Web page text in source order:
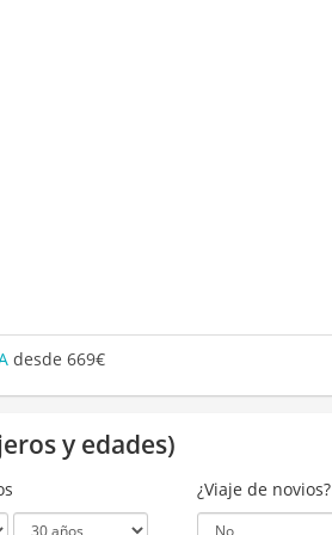
desde 669€
y edades)
¿Viaje de novios?